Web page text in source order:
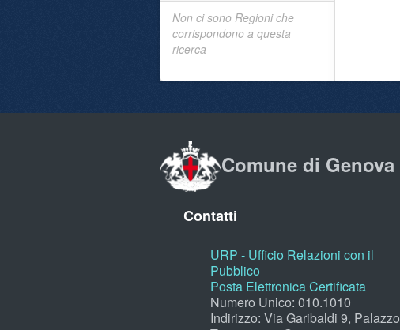
Non ci sono Regioni che
corrispondono a questa
ricerca
Comune di Genova
Contatti
URP - Ufficio Relazioni con il
Pubblico
Posta Elettronica Certificata
Numero Unico: 010.1010
Indirizzo: Via Garibaldi 9, Palazzo